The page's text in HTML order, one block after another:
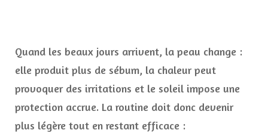
Quand les beaux jours arrivent, la peau change :
elle produit plus de sébum, la chaleur peut
provoquer des irritations et le soleil impose une
protection accrue. La routine doit donc devenir
plus légère tout en restant efficace :